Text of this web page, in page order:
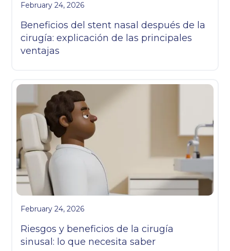
February 24, 2026
Beneficios del stent nasal después de la
cirugía: explicación de las principales
ventajas
February 24, 2026
Riesgos y beneficios de la cirugía
sinusal: lo que necesita saber